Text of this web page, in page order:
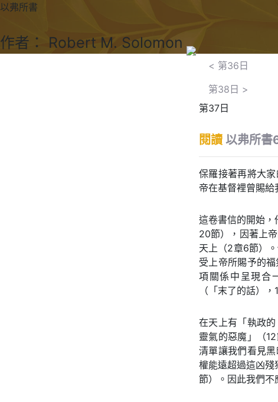
以弗所書
作者： Robert M. Solomon
< 第36日
第38日 >
第37日
閱讀 以弗所書
保羅接著再將大
帝在基督裡曾賜給
這卷書信的開始，
20節），因著上
天上（2章6節）
受上帝所賜予的
項關係中呈現合
（「末了的話）
在天上有「執政
靈氣的惡魔」（
清單讓我們看見
權能遠超過這凶
節）。因此我們不